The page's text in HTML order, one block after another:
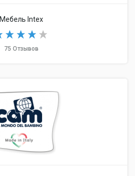
Мебель Intex
75 Отзывов